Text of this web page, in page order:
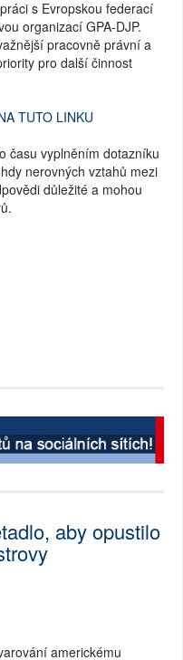
s Evropskou federací
organizací GPA-DJP.
pracovně právní a
pro další činnost
TUTO LINKU
času vyplněním dotazníku
nerovných vztahů mezi
důležité a mohou
aby opustilo
americkému